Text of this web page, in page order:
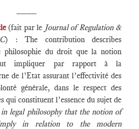
(fait par le Journal of Regulation &
) : The contribution describes
philosophie du droit que la notion
impliquer par rapport à la
de l’Etat assurant l’effectivité des
générale, dans le respect des
qui constituent l’essence du sujet de
in legal philosophy that the notion of
in relation to the modern